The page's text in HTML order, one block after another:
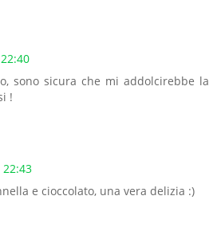
sono sicura che mi addolcirebbe la
!
e cioccolato, una vera delizia :)